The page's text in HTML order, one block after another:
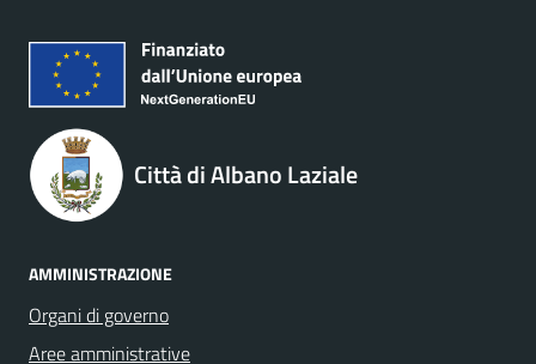
Città di Albano Laziale
AMMINISTRAZIONE
Organi di governo
Aree amministrative